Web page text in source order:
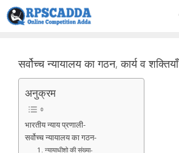
Skip
to
सर्वोच्च न्यायालय का गठन, कार्य व शक्तियाँ
अनुक्रम
भारतीय न्याय प्रणाली-
सर्वोच्च न्यायालय का गठन-
1. न्यायाधीशो की संख्या-